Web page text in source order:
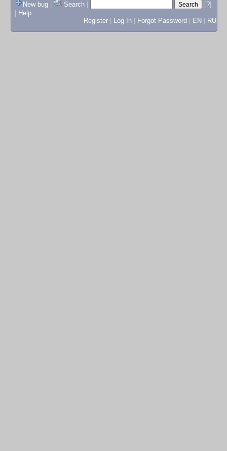
New bug
Search
[?]
Help
Register
Log In Forgot Password EN RU